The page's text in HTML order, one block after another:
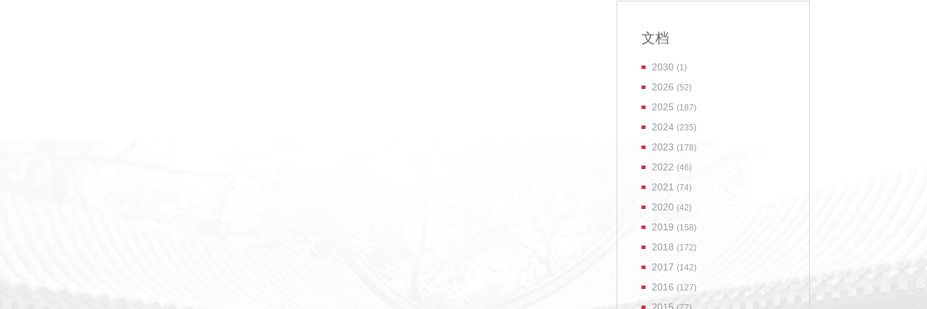
文档
2030 (1)
2026 (52)
2025 (187)
2024 (235)
2023 (178)
2022 (46)
2021 (74)
2020 (42)
2019 (158)
2018 (172)
2017 (142)
2016 (127)